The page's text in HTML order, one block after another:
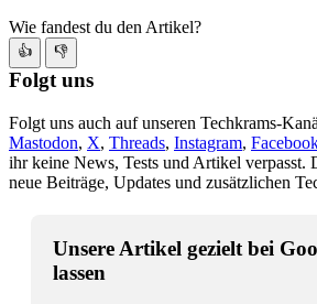
Wie fandest du den Artikel?
👍 👎
Folgt uns
Folgt uns auch auf unseren Techkrams-
Mastodon, X, Threads, Instagram,
ihr keine News, Tests und Artikel verpasst.
neue Beiträge, Updates und zusätzlichen
Unsere Artikel gezielt bei
lassen